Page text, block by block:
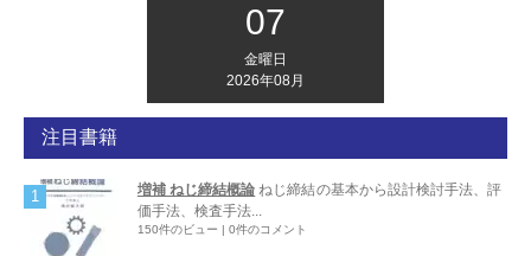
07
金曜日
2026年08月
注目書籍
増補 ねじ締結概論 ねじ締結の基本から設計検討手法、評
価手法、検査手法...
150件のビュー | 0件のコメント